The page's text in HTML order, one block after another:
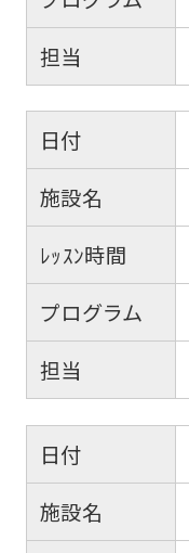
担当
日付
施設名
ﾚｯｽﾝ時間
プログラム
担当
日付
施設名